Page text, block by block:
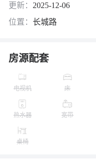
更新： 2025-12-06
位置： 长城路
房源配套
电视机 床
热水器 宽带
桌椅